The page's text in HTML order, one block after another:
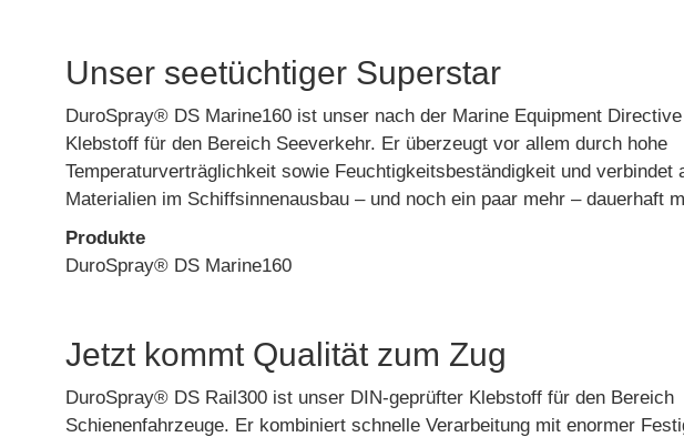
Unser seetüchtiger Superstar
DuroSpray® DS Marine160 ist unser nach der Marine Equipment
Klebstoff für den Bereich Seeverkehr. Er überzeugt vor allem durch hohe
Temperaturverträglichkeit sowie Feuchtigkeitsbeständigkeit und verbindet
Materialien im Schiffsinnenausbau – und noch ein paar mehr – dauerhaft
Produkte
DuroSpray® DS Marine160
Jetzt kommt Qualität zum Zug
DuroSpray® DS Rail300 ist unser DIN-geprüfter Klebstoff für den Bereich
Schienenfahrzeuge. Er kombiniert schnelle Verarbeitung mit enormer